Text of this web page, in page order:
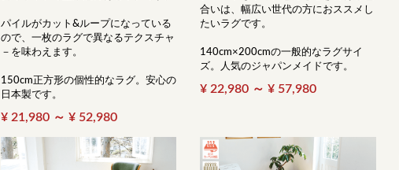
パイルがカット&ループになっている
ので、一枚のラグで異なるテクスチャ
－を味わえます。
150cm正方形の個性的なラグ。安心の
日本製です。
¥ 21,980 ～ ¥ 52,980
合いは、幅広い世代の方におススメし
たいラグです。
140cm×200cmの一般的なラグサイ
ズ。人気のジャパンメイドです。
¥ 22,980 ～ ¥ 57,980